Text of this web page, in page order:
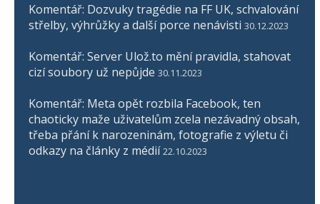
Komentář: Dozvuky tragédie na FF UK, schvalování
střelby, výhrůžky a další porce nenávisti 30.12.2023
Komentář: Server Ulož.to mění pravidla, stahovat
cizí soubory už nepůjde 30.11.2023
Komentář: Meta opět rozbila Facebook, ten
chaoticky maže uživatelům zcela nezávadný obsah,
třeba přání k narozeninám, fotografie z výletu či
odkazy na články z médií 22.10.2023